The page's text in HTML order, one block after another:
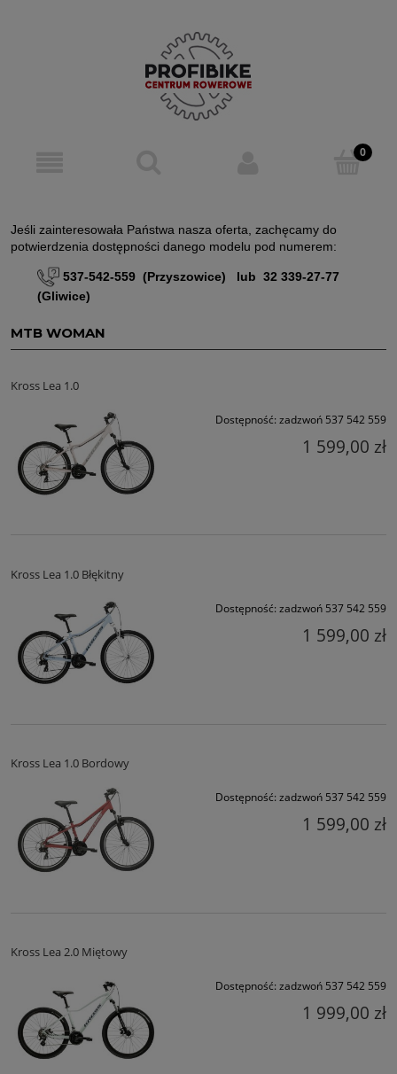
Jeśli zainteresowała Państwa nasza oferta, zachęcamy do
potwierdzenia dostępności danego modelu pod numerem:
537-542-559 (Przyszowice) lub 32 339-27-77
(Gliwice)
MTB WOMAN
Kross Lea 1.0
Dostępność: zadzwoń 537 542 559
1 599,00 zł
Kross Lea 1.0 Błękitny
Dostępność: zadzwoń 537 542 559
1 599,00 zł
Kross Lea 1.0 Bordowy
Dostępność: zadzwoń 537 542 559
1 599,00 zł
Kross Lea 2.0 Miętowy
Dostępność: zadzwoń 537 542 559
1 999,00 zł